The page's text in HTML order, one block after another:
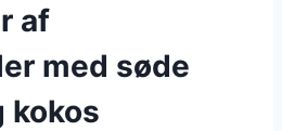
af
med søde
kokos